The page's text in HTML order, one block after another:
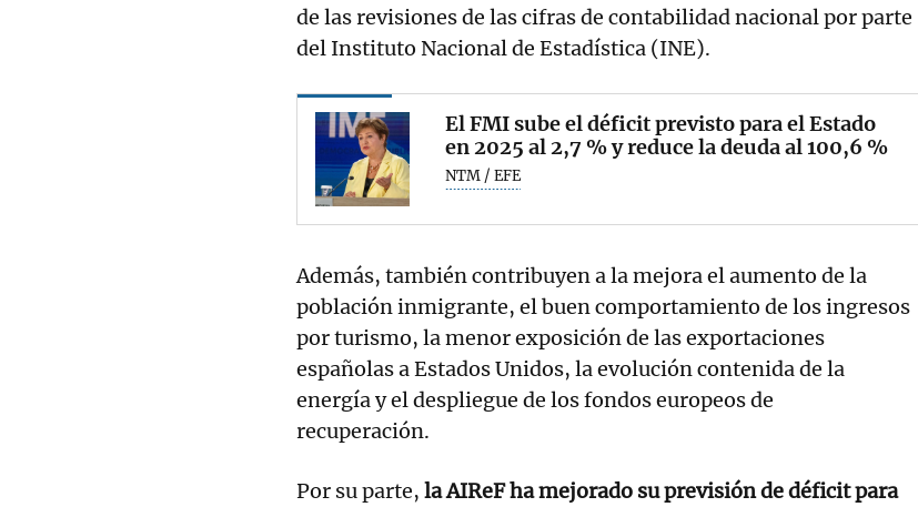
de las revisiones de las cifras de contabilidad nacional por parte
del Instituto Nacional de Estadística (INE).
El FMI sube el déficit previsto para el Estado
en 2025 al 2,7 % y reduce la deuda al 100,6 %
NTM / EFE
Además, también contribuyen a la mejora el aumento de la
población inmigrante, el buen comportamiento de los ingresos
por turismo, la menor exposición de las exportaciones
españolas a Estados Unidos, la evolución contenida de la
energía y el despliegue de los fondos europeos de
recuperación.
Por su parte, la AIReF ha mejorado su previsión de déficit para